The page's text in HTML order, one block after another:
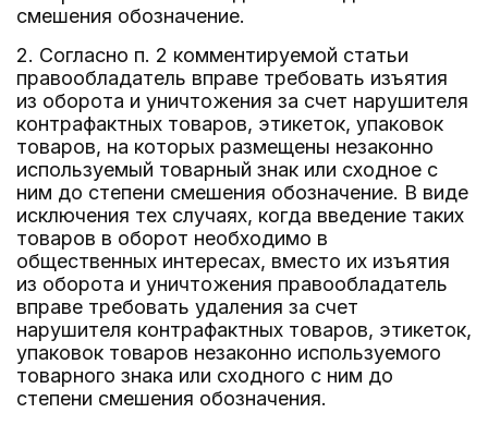
смешения обозначение.
2. Согласно п. 2 комментируемой статьи
правообладатель вправе требовать изъятия
из оборота и уничтожения за счет нарушителя
контрафактных товаров, этикеток, упаковок
товаров, на которых размещены незаконно
используемый товарный знак или сходное с
ним до степени смешения обозначение. В виде
исключения тех случаях, когда введение таких
товаров в оборот необходимо в
общественных интересах, вместо их изъятия
из оборота и уничтожения правообладатель
вправе требовать удаления за счет
нарушителя контрафактных товаров, этикеток,
упаковок товаров незаконно используемого
товарного знака или сходного с ним до
степени смешения обозначения.